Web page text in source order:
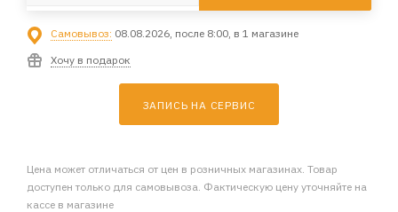
Самовывоз: 08.08.2026, после 8:00, в 1 магазине
Хочу в подарок
ЗАПИСЬ НА СЕРВИС
Цена может отличаться от цен в розничных магазинах. Товар
доступен только для самовывоза. Фактическую цену уточняйте на
кассе в магазине